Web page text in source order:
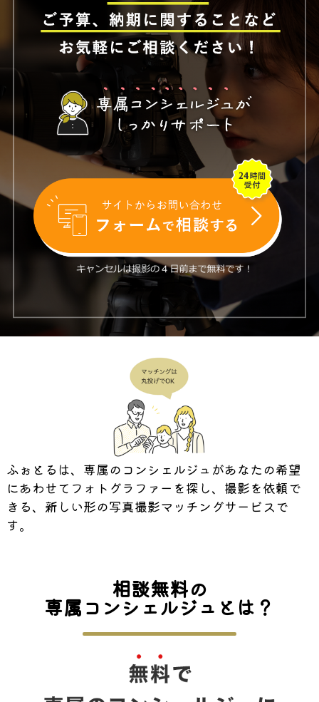
ふぉとるは、専属のコンシェルジュがあなたの希望
にあわせてフォトグラファーを探し、撮影を依頼で
きる、新しい形の写真撮影マッチングサービスで
す。
相談無料の
専属コンシェルジュとは？